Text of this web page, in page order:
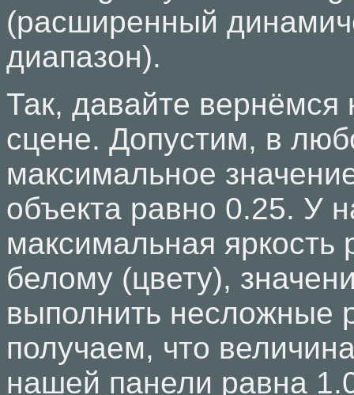
(расширенный
диапазон).
Так, давайте вернёмся
сцене. Допустим, в
максимальное
объекта равно 0.25. У
максимальная яркость
белому (цвету),
выполнить несложные
получаем, что
нашей панели равна